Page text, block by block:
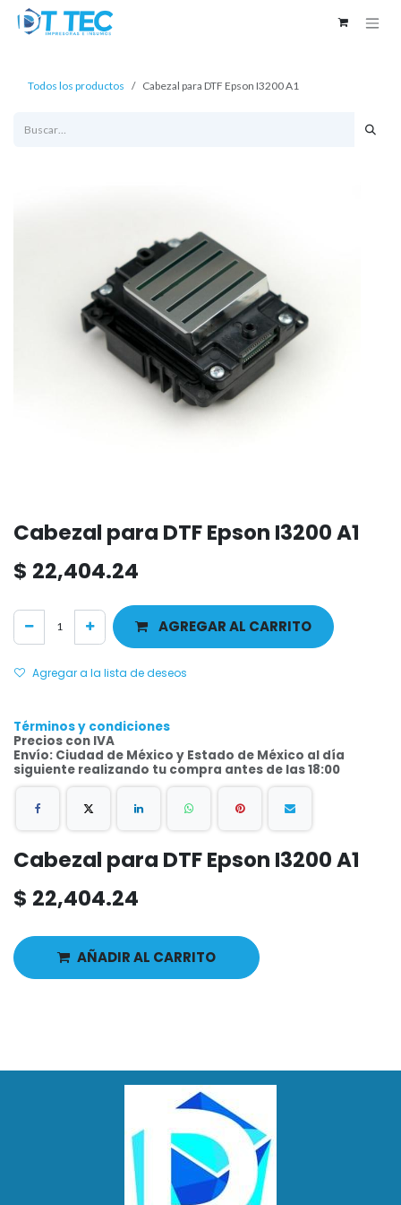
Ir al contenido
Todos los productos Cabezal para DTF Epson I3200 A1
Cabezal para DTF Epson I3200 A1
$ 22,404.24
AGREGAR AL CARRITO
Agregar a la lista de deseos
Términos y condiciones
Precios con IVA
Envío: Ciudad de México y Estado de México al día
siguiente realizando tu compra antes de las 18:00
Cabezal para DTF Epson I3200 A1
$ 22,404.24
AÑADIR AL CARRITO